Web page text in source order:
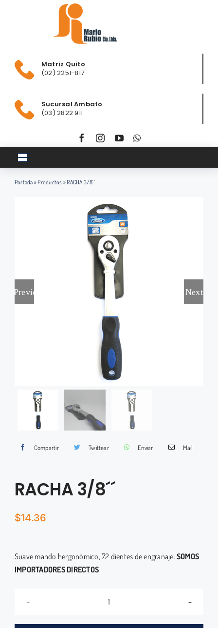
Matriz Quito
(02) 2251-817
Sucursal Ambato
(03) 2822 911
Toggle
Inicio
Tienda Virtual
Portada » Productos » RACHA 3/8´´
Previous Next
Compartir Twittear Enviar Mail
RACHA 3/8´´
$14.36
Suave mando hergonómico, 72 dientes de engranaje. SOMOS
IMPORTADORES DIRECTOS
RACHA